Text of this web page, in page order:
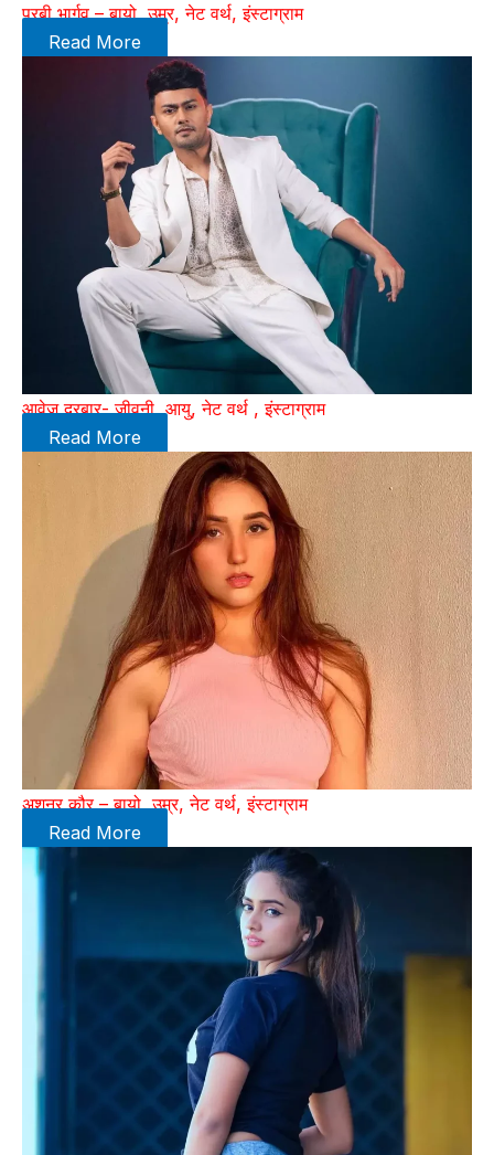
पूरबी भार्गव – बायो, उम्र, नेट वर्थ, इंस्टाग्राम
Read More
आवेज दरबार- जीवनी, आयु, नेट वर्थ , इंस्टाग्राम
Read More
अशनूर कौर – बायो, उम्र, नेट वर्थ, इंस्टाग्राम
Read More